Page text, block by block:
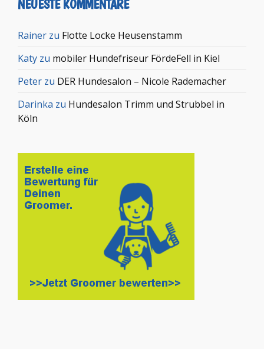
NEUESTE KOMMENTARE
Rainer zu Flotte Locke Heusenstamm
Katy zu mobiler Hundefriseur FördeFell in Kiel
Peter zu DER Hundesalon – Nicole Rademacher
Darinka zu Hundesalon Trimm und Strubbel in
Köln